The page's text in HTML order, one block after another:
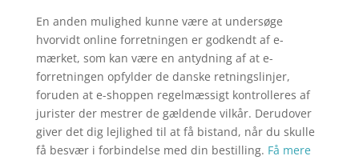
En anden mulighed kunne være at undersøge
hvorvidt online forretningen er godkendt af e-
mærket, som kan være en antydning af at e-
forretningen opfylder de danske retningslinjer,
foruden at e-shoppen regelmæssigt kontrolleres af
jurister der mestrer de gældende vilkår. Derudover
giver det dig lejlighed til at få bistand, når du skulle
få besvær i forbindelse med din bestilling. Få mere